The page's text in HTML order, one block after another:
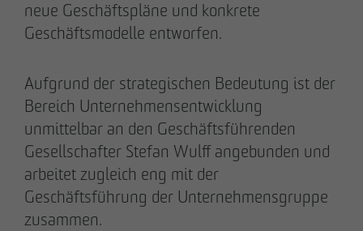
Prokurist
neue Geschäftspläne und konkrete
Geschäftsmodelle entworfen.
Aufgrund der strategischen Bedeutung ist der
Bereich Unternehmensentwicklung
unmittelbar an den Geschäftsführenden
Gesellschafter Stefan Wulff angebunden und
arbeitet zugleich eng mit der
Geschäftsführung der Unternehmensgruppe
zusammen.